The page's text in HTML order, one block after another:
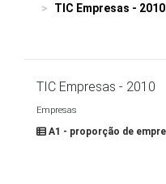
TIC Empresas - 2010
TIC Empresas - 2010
Empresas
A1 - proporção de